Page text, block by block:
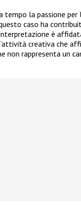
tempo la passione per
caso ha
è
creativa che
non rappresenta un